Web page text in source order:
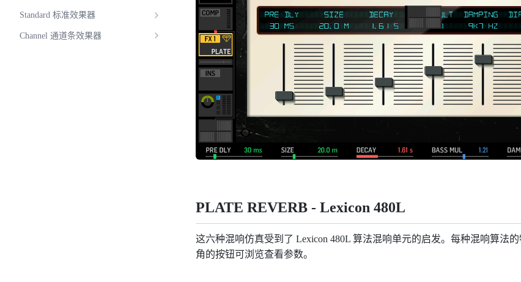
Standard 标准效果器
Channel 通道条效果器
PLATE REVERB - Lexicon 480L
这六种混响仿真受到了 Lexicon 480L 算法混响单元的启发。每种混响算法
角的按钮可浏览查看参数。